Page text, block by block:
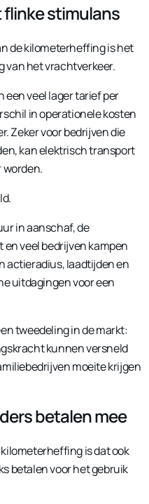
stimulans
de kilometerheffing is het
van het vrachtverkeer.
veel lager tarief per
in operationele kosten
Zeker voor bedrijven die
kan elektrisch transport
in aanschaf, de
veel bedrijven kampen
actieradius, laadtijden en
uitdagingen voor een
tweedeling in de markt:
kunnen versneld
moeite krijgen
betalen mee
is dat ook
betalen voor het gebruik